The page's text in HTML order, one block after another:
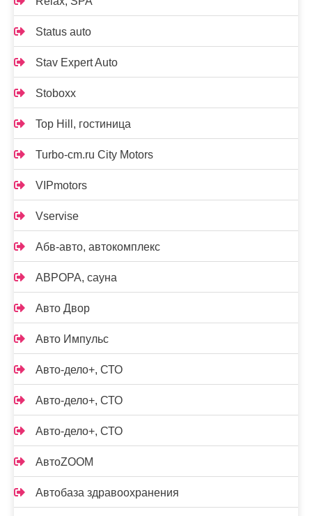
Status auto
Stav Expert Auto
Stoboxx
Top Hill, гостиница
Turbo-cm.ru City Motors
VIPmotors
Vservise
Абв-авто, автокомплекс
АВРОРА, сауна
Авто Двор
Авто Импульс
Авто-дело+, СТО
Авто-дело+, СТО
Авто-дело+, СТО
АвтоZOOM
Автобаза здравоохранения